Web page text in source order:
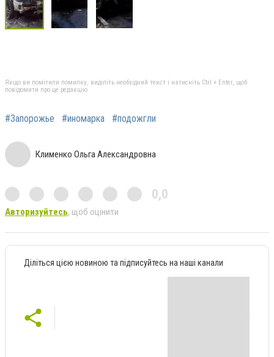
Якщо ви помітили помилку, виділіть необхідний текст і натисніть Ctrl + Enter, щоб
повідомити про це редакцію
#Запорожье #иномарка #подожгли
Клименко Ольга Александровна
0,0
Авторизуйтесь, щоб оцінити
Діліться цією новиною та підписуйтесь на наші канали